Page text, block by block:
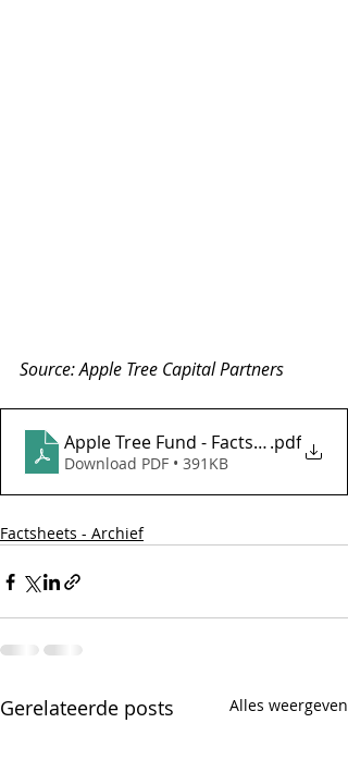
Source: Apple Tree Capital Partners
Apple Tree Fund - Factsheet.pdf
Download PDF • 391KB
Factsheets - Archief
Gerelateerde posts Alles weergeven